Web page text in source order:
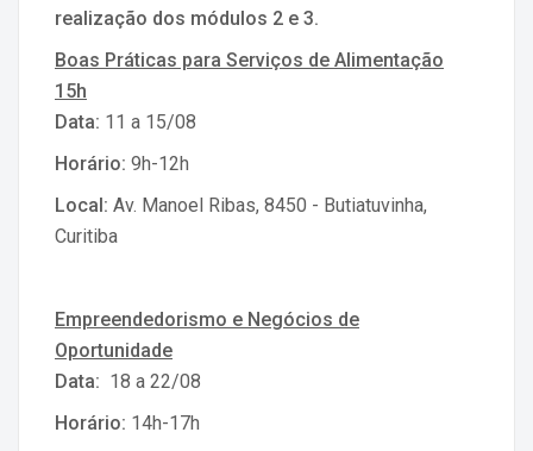
realização dos módulos 2 e 3.
Boas Práticas para Serviços de Alimentação
15h
Data: 11 a 15/08
Horário: 9h-12h
Local: Av. Manoel Ribas, 8450 - Butiatuvinha,
Curitiba
Empreendedorismo e Negócios de
Oportunidade
Data: 18 a 22/08
Horário: 14h-17h